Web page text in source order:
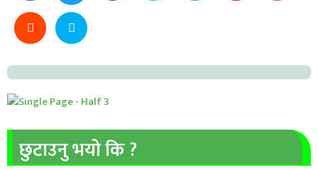
छुटाउनु भयो कि ?